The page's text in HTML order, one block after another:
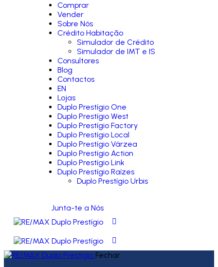
Comprar
Vender
Sobre Nós
Crédito Habitação
Simulador de Crédito
Simulador de IMT e IS
Consultores
Blog
Contactos
EN
Lojas
Duplo Prestígio One
Duplo Prestígio West
Duplo Prestígio Factory
Duplo Prestígio Local
Duplo Prestígio Várzea
Duplo Prestígio Action
Duplo Prestígio Link
Duplo Prestígio Raízes
Duplo Prestígio Urbis
Junta-te a Nós
Fechar